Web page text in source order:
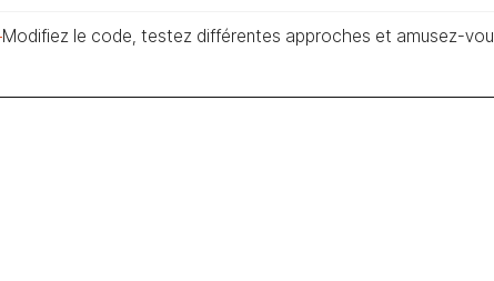
Modifiez le code, testez différentes approches et amusez-